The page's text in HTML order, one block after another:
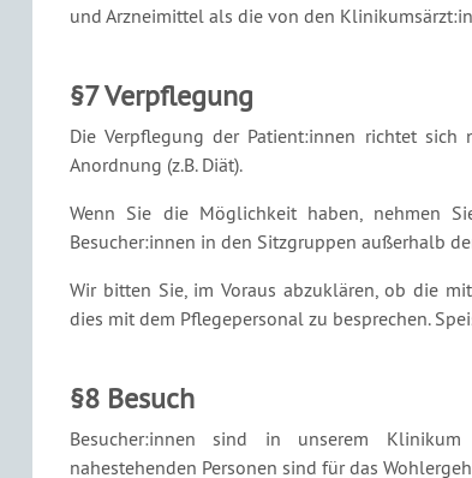
und Arzneimittel als die von den
§7 Verpflegung
Die Verpflegung der Patient:innen richtet
Anordnung (z.B. Diät).
Wenn Sie die Möglichkeit haben, nehmen
Besucher:innen in den Sitzgruppen außerhalb
Wir bitten Sie, im Voraus abzuklären, ob die
dies mit dem Pflegepersonal zu besprechen.
§8 Besuch
Besucher:innen sind in unserem
nahestehenden Personen sind für das